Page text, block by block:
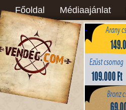
Főoldal Médiaajánlat